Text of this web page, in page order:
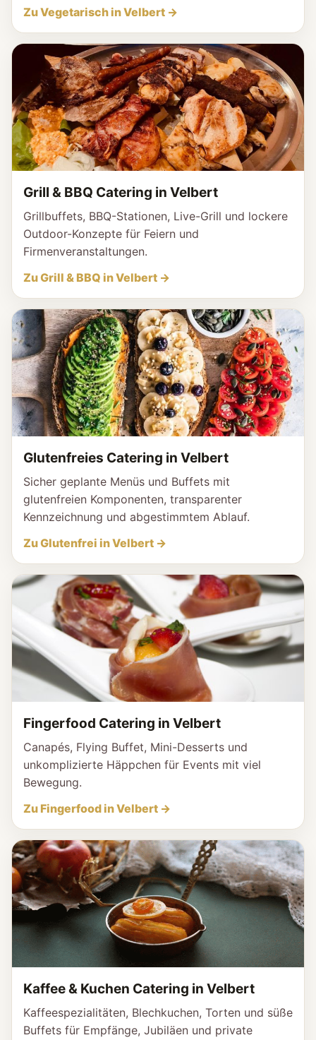
Zu Vegetarisch in Velbert →
Grill & BBQ Catering in Velbert
Grillbuffets, BBQ-Stationen, Live-Grill und lockere
Outdoor-Konzepte für Feiern und
Firmenveranstaltungen.
Zu Grill & BBQ in Velbert →
Glutenfreies Catering in Velbert
Sicher geplante Menüs und Buffets mit
glutenfreien Komponenten, transparenter
Kennzeichnung und abgestimmtem Ablauf.
Zu Glutenfrei in Velbert →
Fingerfood Catering in Velbert
Canapés, Flying Buffet, Mini-Desserts und
unkomplizierte Häppchen für Events mit viel
Bewegung.
Zu Fingerfood in Velbert →
Kaffee & Kuchen Catering in Velbert
Kaffeespezialitäten, Blechkuchen, Torten und süße
Buffets für Empfänge, Jubiläen und private